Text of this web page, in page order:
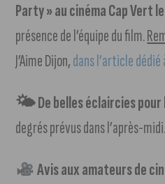
Party » au cinéma Cap Vert
présence de l’équipe du film.
J’Aime Dijon,dans l’article
🌤 De belles éclaircies pour
degrés prévus dans l’après-midi.
Avis aux amateurs de